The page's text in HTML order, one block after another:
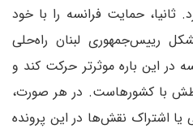
ثانیا، حمایت فرانسه را با خود
رییس‌جمهوری لبنان راه‌حلی
در این باره موثرتر حرکت کند و
با کشورهاست. در هر صورت،
یا اشتراک نقش‌ها در این پرونده